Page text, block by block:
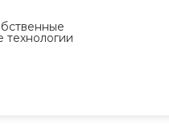
технологии